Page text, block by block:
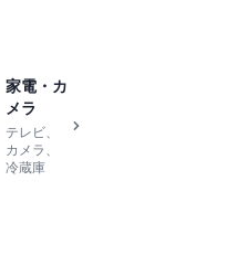
家電・カ
メラ
テレビ、
カメラ、
冷蔵庫